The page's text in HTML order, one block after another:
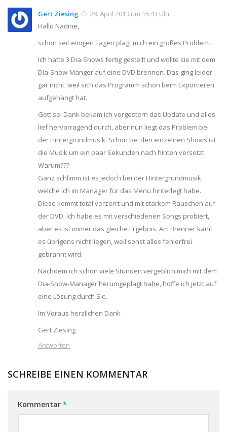
Gert Ziesing
28. April 2013 um 15:43 Uhr
Hallo Nadine,
schon seit einigen Tagen plagt mich ein großes Problem.
Ich hatte 3 Dia-Shows fertig gestellt und wollte sie mit dem
Dia-Show-Manger auf eine DVD brennen. Das ging leider
gar nicht, weil sich das Programm schon beim Exportieren
aufgehängt hat.
Gott sei Dank bekam ich vorgestern das Update und alles
lief hervorragend durch, aber nun liegt das Problem bei
der Hintergrundmusik. Schon bei den einzelnen Shows ist
die Musik um ein paar Sekunden nach hinten versetzt.
Warum???
Ganz schlimm ist es jedoch bei der Hintergrundmusik,
welche ich im Manager für das Menü hinterlegt habe.
Diese kommt total verzerrt und mit starkem Rauschen auf
der DVD. Ich habe es mit verschiedenen Songs probiert,
aber es ist immer das gleiche Ergebnis. Am Brenner kann
es übrigens nicht liegen, weil sonst alles fehlerfrei
gebrannt wird.
Nachdem ich schon viele Stunden vergeblich mich mit dem
Dia-Show-Manager herumgeplagt habe, hoffe ich jetzt auf
eine Lösung durch Sie.
Im Voraus herzlichen Dank
Gert Ziesing
Antworten
SCHREIBE EINEN KOMMENTAR
Kommentar *